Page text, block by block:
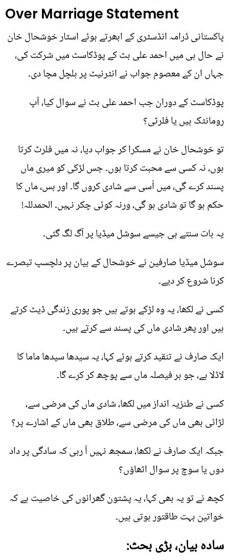
Over Marriage Statement
پاکستانی ڈرامہ انڈسٹری کے ابھرتے ہوئے اسٹار خوشحال خان
نے حال ہی میں احمد علی بٹ کے پوڈکاسٹ میں شرکت کی،
جہاں ان کے معصوم جواب نے انٹرنیٹ پر ہلچل مچا دی۔
پوڈکاسٹ کے دوران جب احمد علی بٹ نے سوال کیا، آپ
رومانٹک ہیں یا فلرٹی؟
تو خوشحال خان نے مسکرا کر جواب دیا، نہ میں فلرٹ کرتا
ہوں، نہ کسی سے محبت کرتا ہوں۔ جس لڑکی کو میری ماں
پسند کرے گی، میں اُسی سے شادی کروں گا۔ اور بس، ماں کا
حکم ہو گا تو شادی ہو گی، ورنہ کوئی چکر نہیں۔ الحمدللہ!
یہ بات سنتے ہی جیسے سوشل میڈیا پر آگ لگ گئی۔
سوشل میڈیا صارفین نے خوشحال کے بیان پر دلچسپ تبصرے
کرنا شروع کر دیے۔
کسی نے لکھا، یہ وہ لڑکے ہوتے ہیں جو پوری زندگی ڈیٹ کرتے
ہیں اور پھر شادی ماں کی پسند سے کرتے ہیں۔
ایک صارف نے تنقید کرتے ہوئے کہا، یہ سیدھا سیدھا ماما کا
لاڈلا ہے، جو ہر فیصلہ ماں سے پوچھ کر کرے گا۔
کسی نے طنزیہ انداز میں لکھا، شادی ماں کی مرضی سے،
لڑائی بھی ماں کی مرضی سے، طلاق بھی ماں کے اشارے پر؟
جبکہ ایک صارف نے لکھا، سمجھ نہیں آ رہی کہ سادگی پر داد
دوں یا سوچ پر سوال اٹھاؤں؟
کچھ نے تو یہ بھی کہا، یہ پشتون گھرانوں کی خاصیت ہے کہ
خواتین بہت طاقتور ہوتی ہیں۔
سادہ بیان، بڑی بحث: